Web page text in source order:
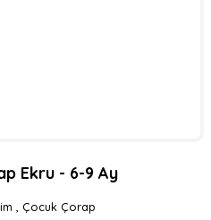
Ekru - 6-9 Ay
Çocuk Çorap